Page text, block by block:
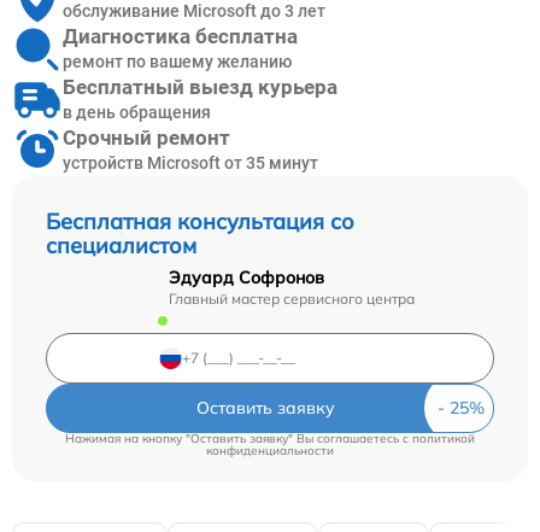
Бесплатная консультация со
специалистом
Эдуард Софронов
Главный мастер сервисного центра
Оставить заявку
Нажимая на кнопку "Оставить заявку" Вы соглашаетесь cполитикой
конфиденциальности
обслуживание Microsoft до 3 лет
Диагностика бесплатна
ремонт по вашему желанию
Бесплатный выезд курьера
в день обращения
Срочный ремонт
устройств Microsoft от 35 минут